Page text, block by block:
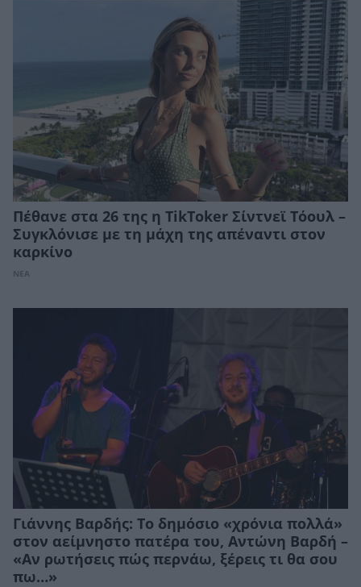
Πέθανε στα 26 της η TikToker Σίντνεϊ Τόουλ –
Συγκλόνισε με τη μάχη της απέναντι στον
καρκίνο
ΝΕΑ
Γιάννης Βαρδής: Το δημόσιο «χρόνια πολλά»
στον αείμνηστο πατέρα του, Αντώνη Βαρδή –
«Αν ρωτήσεις πώς περνάω, ξέρεις τι θα σου
πω…»